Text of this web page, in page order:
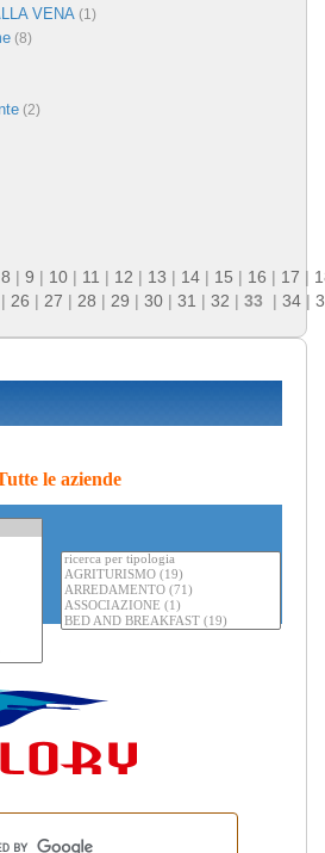
VENA (1)
(8)
(2)
8 | 9 | 10 | 11 | 12 | 13 | 14 | 15 | 16 | 17 |
| 26 | 27 | 28 | 29 | 30 | 31 | 32 | 33 | 34 |
le aziende